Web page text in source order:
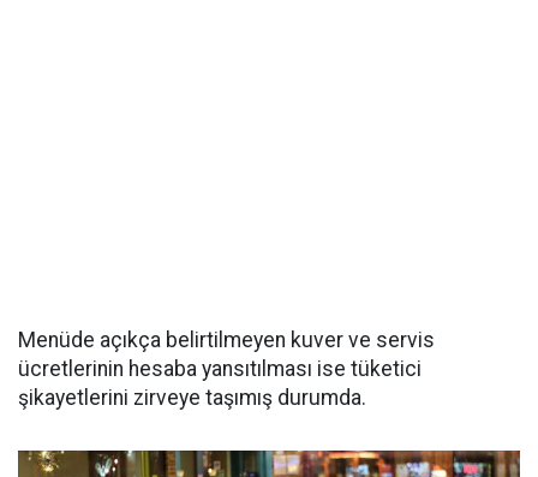
Menüde açıkça belirtilmeyen kuver ve servis
ücretlerinin hesaba yansıtılması ise tüketici
şikayetlerini zirveye taşımış durumda.